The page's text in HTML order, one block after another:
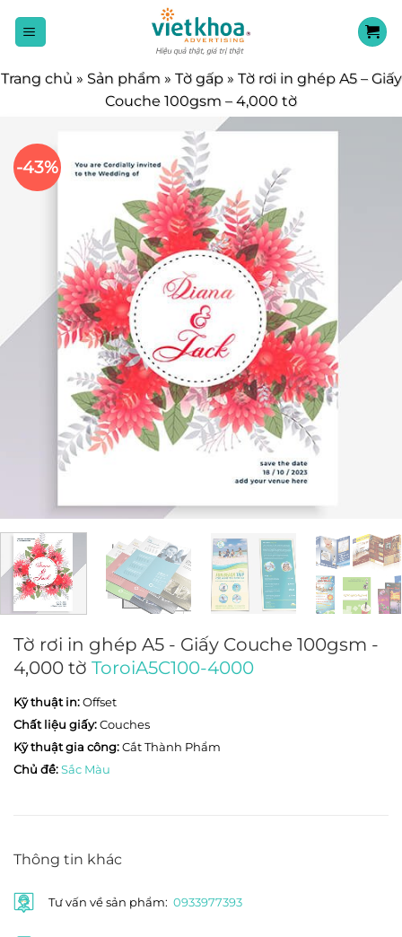
đến
dung
Trang chủ » Sản phẩm » Tờ gấp» Tờ rơi in ghép A5 – Giấy
Couche 100gsm – 4,000 tờ
-43%
Tờ rơi in ghép A5 - Giấy Couche 100gsm -
4,000 tờ ToroiA5C100-4000
Kỹ thuật in:Offset
Chất liệu giấy:Couches
Kỹ thuật gia công:Cắt Thành Phẩm
Chủ đề:Sắc Màu
Thông tin khác
Tư vấn về sản phẩm: 0933977393